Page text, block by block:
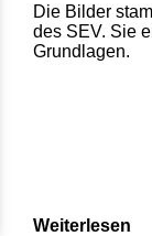
Die Bilder
des SEV. Sie
Grundlagen.
Weiterlesen